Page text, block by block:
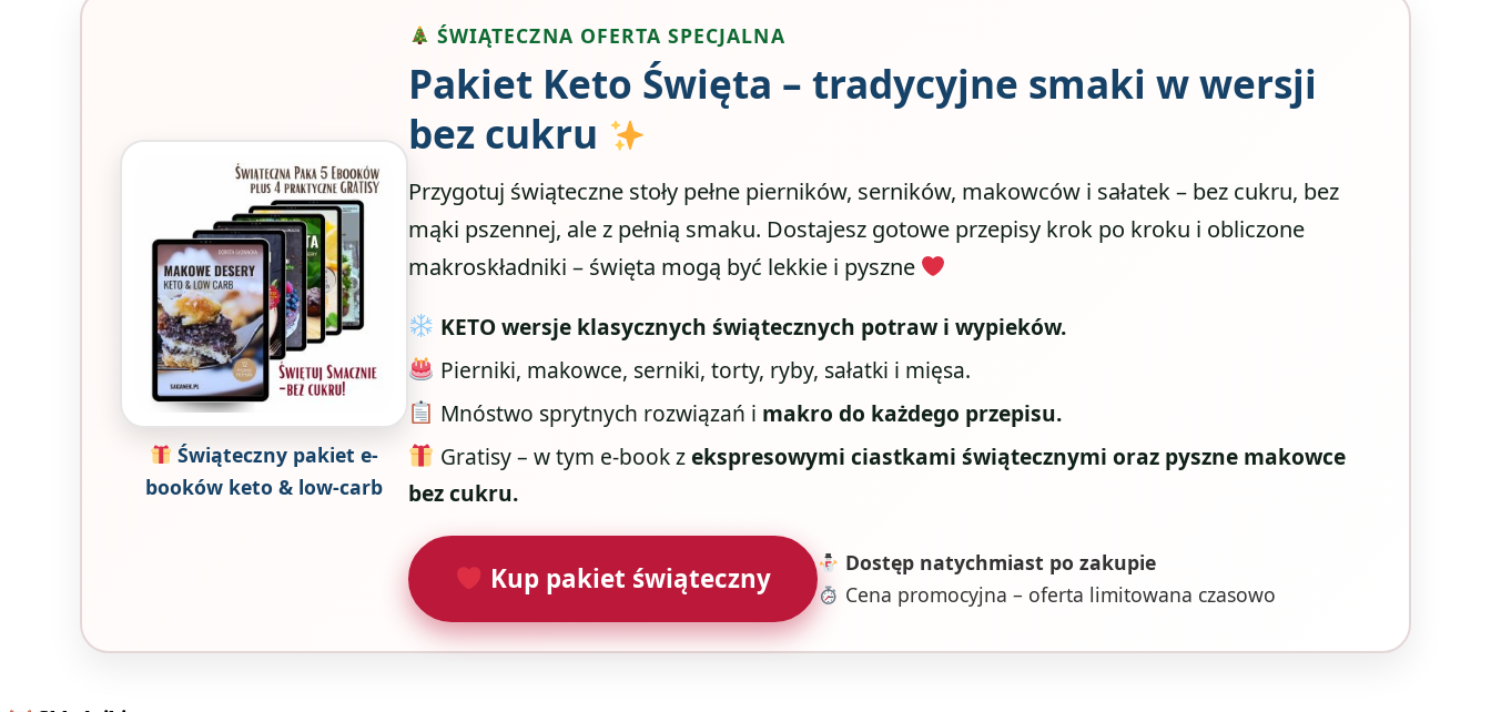
Świąteczny pakiet e-
booków keto & low-carb
ŚWIĄTECZNA OFERTA SPECJALNA
Pakiet Keto Święta – tradycyjne smaki w wersji
bez cukru
Przygotuj świąteczne stoły pełne pierników, serników, makowców i sałatek – bez cukru, bez
mąki pszennej, ale z pełnią smaku. Dostajesz gotowe przepisy krok po kroku i obliczone
makroskładniki – święta mogą być lekkie i pyszne
KETO wersje klasycznych świątecznych potraw i wypieków.
Pierniki, makowce, serniki, torty, ryby, sałatki i mięsa.
Mnóstwo sprytnych rozwiązań i makro do każdego przepisu.
Gratisy – w tym e-book zekspresowymi ciastkami świątecznymi oraz pyszne makowce
bez cukru.
Kup pakiet świąteczny
Dostęp natychmiast po zakupie
Cena promocyjna – oferta limitowana czasowo